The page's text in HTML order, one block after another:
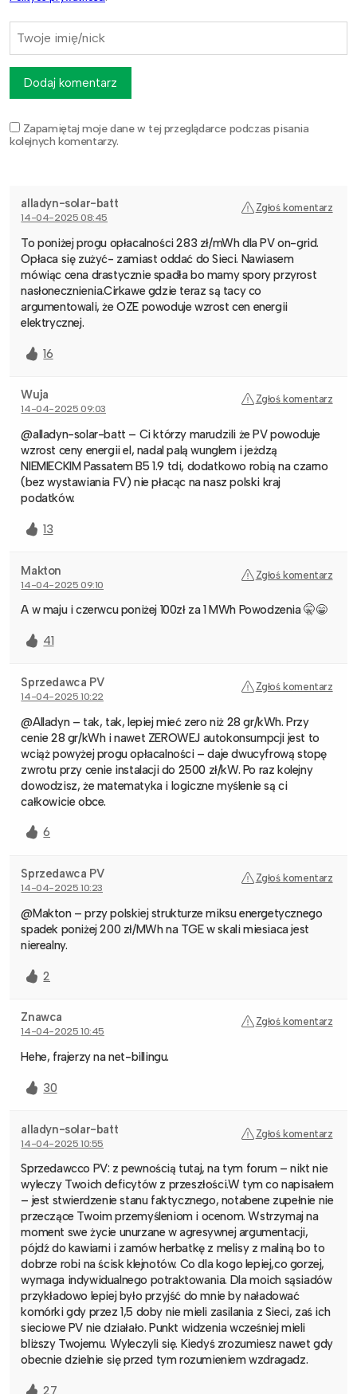
Zapamiętaj moje dane w tej przeglądarce podczas pisania
kolejnych komentarzy.
Dodaj komentarz
alladyn-solar-batt
14-04-2025 08:45
Zgłoś komentarz
To poniżej progu opłacalności 283 zł/mWh dla PV on-grid.
Opłaca się zużyć- zamiast oddać do Sieci. Nawiasem
mówiąc cena drastycznie spadła bo mamy spory przyrost
nasłonecznienia.Cirkawe gdzie teraz są tacy co
argumentowali, że OZE powoduje wzrost cen energii
elektrycznej.
16
Wuja
14-04-2025 09:03
Zgłoś komentarz
@alladyn-solar-batt – Ci którzy marudzili że PV powoduje
wzrost ceny energii el, nadal palą wunglem i jeżdzą
NIEMIECKIM Passatem B5 1.9 tdi, dodatkowo robią na czarno
(bez wystawiania FV) nie płacąc na nasz polski kraj
podatków.
13
Makton
14-04-2025 09:10
Zgłoś komentarz
A w maju i czerwcu poniżej 100zł za 1 MWh Powodzenia 🤫😁
41
Sprzedawca PV
14-04-2025 10:22
Zgłoś komentarz
@Alladyn – tak, tak, lepiej mieć zero niż 28 gr/kWh. Przy
cenie 28 gr/kWh i nawet ZEROWEJ autokonsumpcji jest to
wciąż powyżej progu opłacalności – daje dwucyfrową stopę
zwrotu przy cenie instalacji do 2500 zł/kW. Po raz kolejny
dowodzisz, że matematyka i logiczne myślenie są ci
całkowicie obce.
6
Sprzedawca PV
14-04-2025 10:23
Zgłoś komentarz
@Makton – przy polskiej strukturze miksu energetycznego
spadek poniżej 200 zł/MWh na TGE w skali miesiaca jest
nierealny.
2
Znawca
14-04-2025 10:45
Zgłoś komentarz
Hehe, frajerzy na net-billingu.
30
alladyn-solar-batt
14-04-2025 10:55
Zgłoś komentarz
Sprzedawcco PV: z pewnością tutaj, na tym forum – nikt nie
wyleczy Twoich deficytów z przeszłości.W tym co napisałem
– jest stwierdzenie stanu faktycznego, notabene zupełnie nie
przeczące Twoim przemyśleniom i ocenom. Wstrzymaj na
moment swe życie unurzane w agresywnej argumentacji,
pójdź do kawiarni i zamów herbatkę z melisy z maliną bo to
dobrze robi na ścisk klejnotów. Co dla kogo lepiej,co gorzej,
wymaga indywidualnego potraktowania. Dla moich sąsiadów
przykładowo lepiej było przyjść do mnie by naładować
komórki gdy przez 1,5 doby nie mieli zasilania z Sieci, zaś ich
sieciowe PV nie działało. Punkt widzenia wcześniej mieli
bliższy Twojemu. Wyleczyli się. Kiedyś zrozumiesz nawet gdy
obecnie dzielnie się przed tym rozumieniem wzdragadz.
27